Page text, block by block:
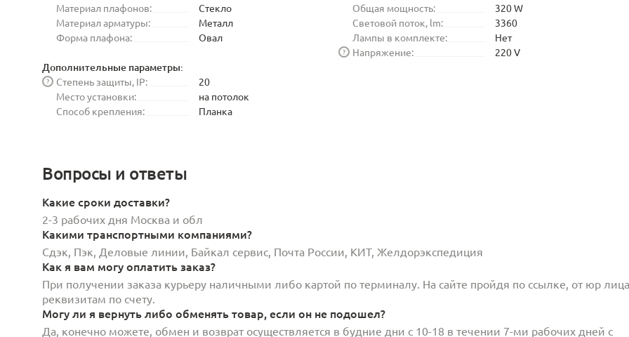
Материал плафонов:
Стекло
Материал арматуры:
Металл
Форма плафона:
Овал
Общая мощность:
320 W
Световой поток, lm:
3360
Лампы в комплекте:
Нет
Напряжение:
? 220 V
Дополнительные параметры:
Степень защиты, IP:
?
20
Место установки:
на потолок
Способ крепления:
Планка
Вопросы и ответы
Какие сроки доставки?
2-3 рабочих дня Москва и обл
Какими транспортными компаниями?
Сдэк, Пэк, Деловые линии, Байкал сервис, Почта России, КИТ, Желдорэкспедиция
Как я вам могу оплатить заказ?
При получении заказа курьеру наличными либо картой по терминалу. На сайте пройдя по ссылке, от юр
реквизитам по счету.
Могу ли я вернуть либо обменять товар, если он не подошел?
Да, конечно можете, обмен и возврат осуществляется в будние дни с 10-18 в течении 7-ми рабочих дней с